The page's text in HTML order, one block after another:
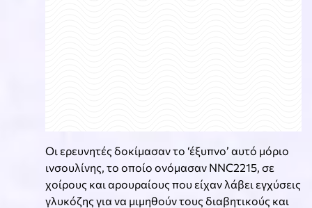
Οι ερευνητές δοκίμασαν το ‘έξυπνο’ αυτό μόριο
ινσουλίνης, το οποίο ονόμασαν NNC2215, σε
χοίρους και αρουραίους που είχαν λάβει εγχύσεις
γλυκόζης για να μιμηθούν τους διαβητικούς και